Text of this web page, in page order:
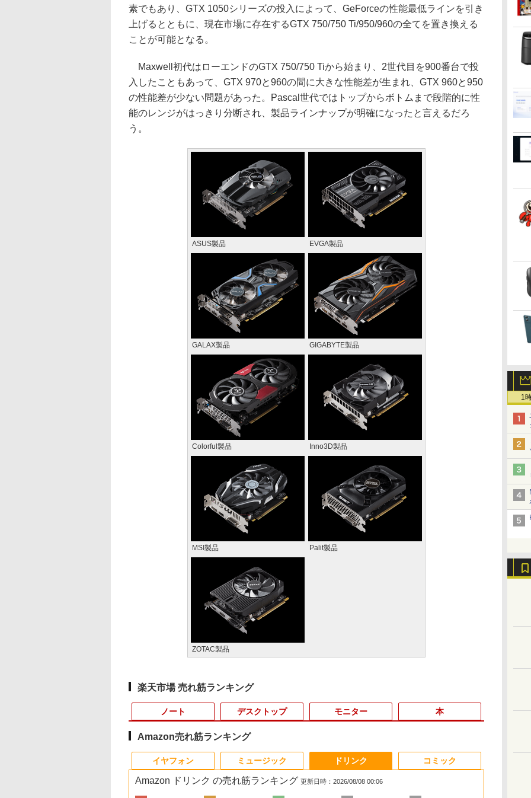
1
素でもあり、GTX 1050シリーズの投入によって、GeForceの性能最低ラインを引き
上げるとともに、現在市場に存在するGTX 750/750 Ti/950/960の全てを置き換える
ことが可能となる。
Maxwell初代はローエンドのGTX 750/750 Tiから始まり、2世代目を900番台で投
入したこともあって、GTX 970と960の間に大きな性能差が生まれ、GTX 960と950
の性能差が少ない問題があった。Pascal世代ではトップからボトムまで段階的に性
能のレンジがはっきり分断され、製品ラインナップが明確になったと言えるだろ
う。
ASUS製品 EVGA製品
GALAX製品 GIGABYTE製品
Colorful製品 Inno3D製品
MSI製品 Palit製品
ZOTAC製品
楽天市場 売れ筋ランキング
ノート
1 2 3 5
デスクトップ
1 2
モニター
1 2 3 5
本
1 2 3 5
Amazon売れ筋ランキング
イヤフォン ミュージック ドリンク
Amazon ドリンク の売れ筋ランキング 更新日時：2026/08/08 00:06
コミック